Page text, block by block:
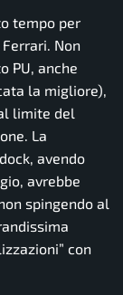
tempo per
Non
PU, anche
la migliore),
limite del
La
avendo
avrebbe
spingendo al
con